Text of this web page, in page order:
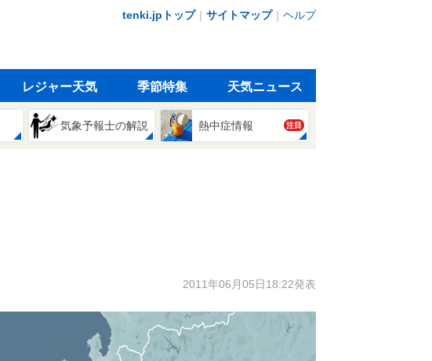
tenki.jpトップ｜ サイトマップ｜ ヘルプ
レジャー天気 季節特集 天気ニュース
気象予報士の解説 熱中症情報 注目
2011年06月05日18:22発表